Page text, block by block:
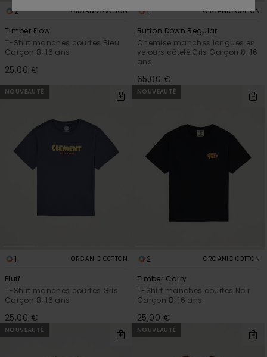
2 ORGANIC COTTON
Timber Flow
T-Shirt manches courtes Bleu
Garçon 8-16 ans
25,00 €
1 ORGANIC COTTON
Button Down Regular
Chemise manches longues en
velours côtelé Gris Garçon 8-16
ans
65,00 €
NOUVEAUTÉ
1 ORGANIC COTTON
Fluff
T-Shirt manches courtes Gris
Garçon 8-16 ans
25,00 €
NOUVEAUTÉ
2 ORGANIC COTTON
Timber Carry
T-Shirt manches courtes Noir
Garçon 8-16 ans
25,00 €
NOUVEAUTÉ NOUVEAUTÉ